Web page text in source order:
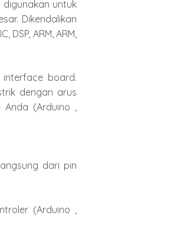
untuk
Dikendalikan
ARM, ARM,
interface board.
dengan arus
(Arduino ,
dari pin
(Arduino ,